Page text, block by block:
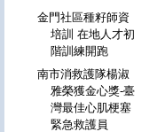
金門社區種籽師資
培訓 在地人才初
階訓練開跑
南市消救護隊楊淑
雅榮獲金心獎-臺
灣最佳心肌梗塞
緊急救護員